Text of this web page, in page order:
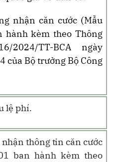
nhận căn cước (Mẫu
hành kèm theo Thông
2024/TT-BCA ngày
của Bộ trưởng Bộ Công
lệ phí.
nhận thông tin căn cước
ban hành kèm theo